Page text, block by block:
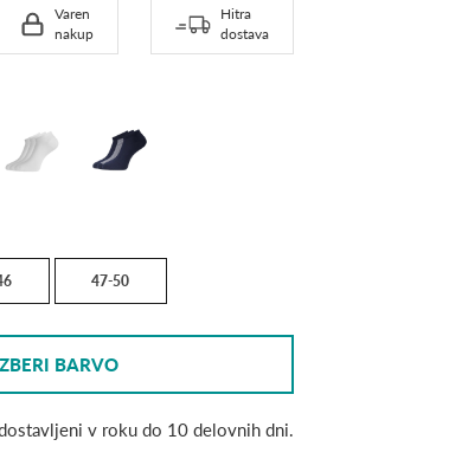
Varen
nakup
Hitra
dostava
white NAVY/Gestreept
47-50
BARVO
Izdelki bodo dostavljeni v roku do 10 delovnih dni.